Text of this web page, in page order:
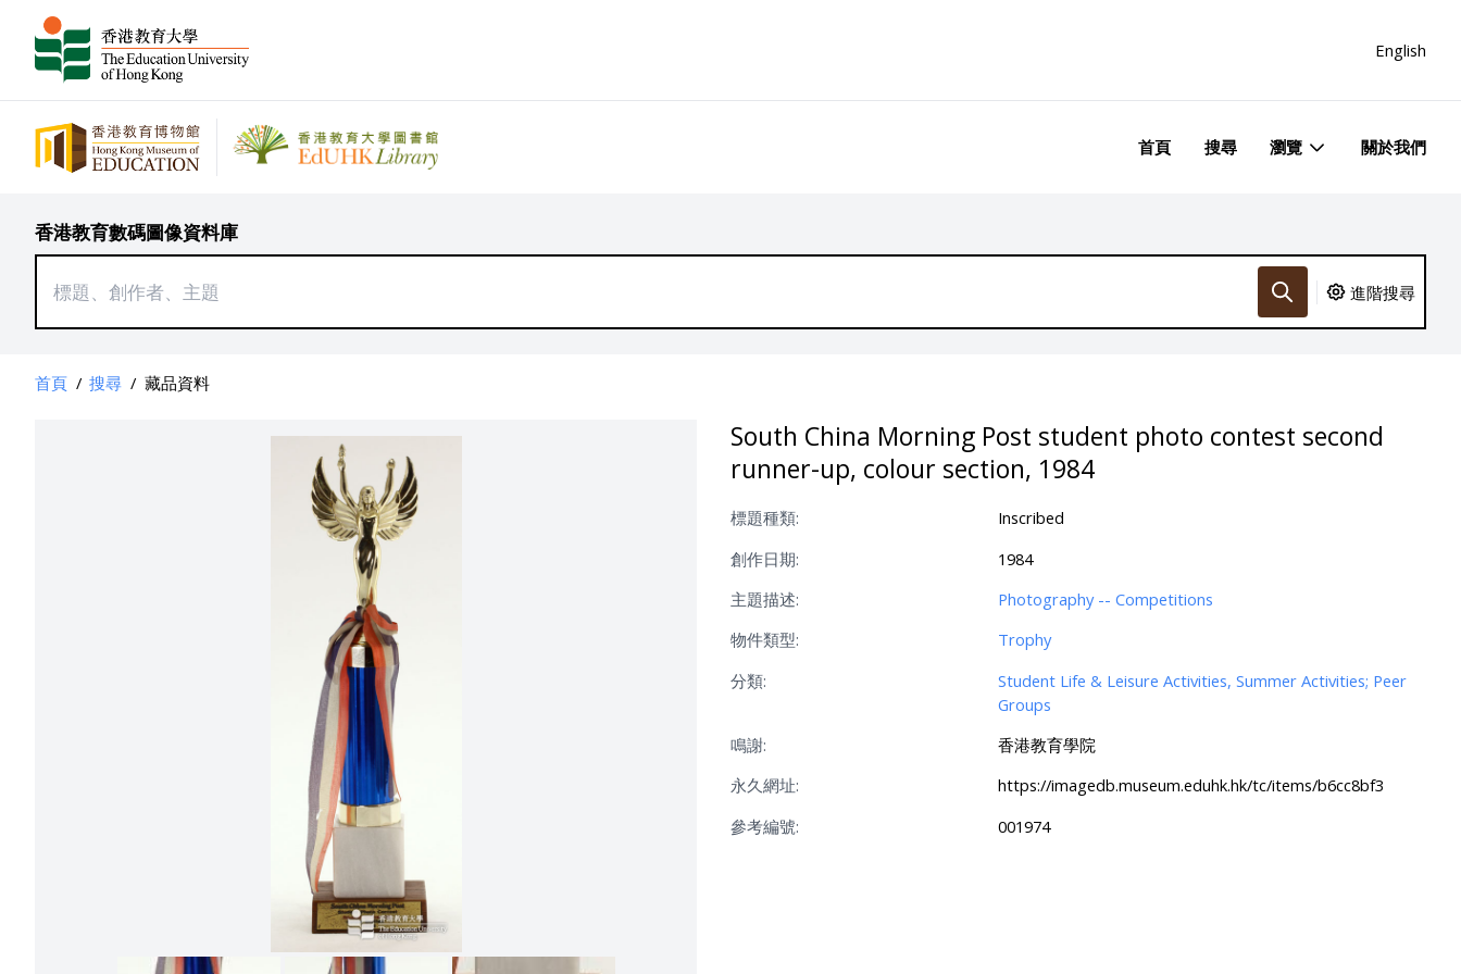
English
首頁 搜尋 瀏覽 關於我們
香港教育數碼圖像資料庫
進階搜尋
首頁 / 搜尋 / 藏品資料
South China Morning Post student photo contest second
runner-up, colour section, 1984
標題種類:
Inscribed
創作日期:
1984
主題描述:
Photography -- Competitions
物件類型:
Trophy
分類:
Student Life & Leisure Activities, Summer Activities; Peer
Groups
鳴謝:
香港教育學院
永久網址:
https://imagedb.museum.eduhk.hk/tc/items/b6cc8bf3
參考編號:
001974